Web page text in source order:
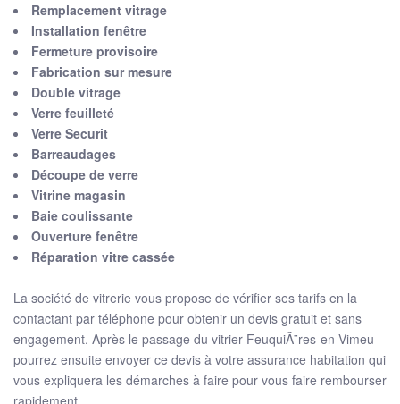
Remplacement vitrage
Installation fenêtre
Fermeture provisoire
Fabrication sur mesure
Double vitrage
Verre feuilleté
Verre Securit
Barreaudages
Découpe de verre
Vitrine magasin
Baie coulissante
Ouverture fenêtre
Réparation vitre cassée
La société de vitrerie vous propose de vérifier ses tarifs en la
contactant par téléphone pour obtenir un devis gratuit et sans
engagement. Après le passage du vitrier FeuquiÃ¨res-en-Vimeu
pourrez ensuite envoyer ce devis à votre assurance habitation qui
vous expliquera les démarches à faire pour vous faire rembourser